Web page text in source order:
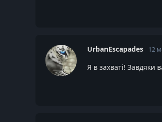
UrbanEscapades 12
Я в захваті! Завдяки